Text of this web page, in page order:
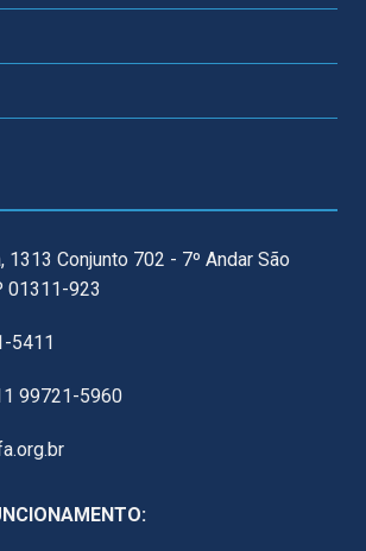
1313 Conjunto 702 - 7º Andar São
01311-923
5411
99721-5960